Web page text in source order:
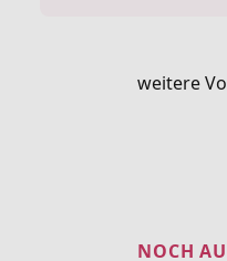
weitere
NOCH